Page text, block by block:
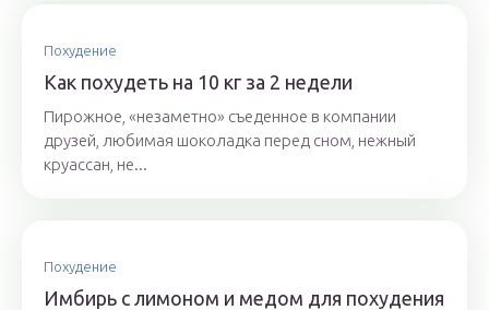
Похудение
Как похудеть на 10 кг за 2 недели
Пирожное, «незаметно» съеденное в компании
друзей, любимая шоколадка перед сном, нежный
круассан, не...
Похудение
Имбирь с лимоном и медом для похудения